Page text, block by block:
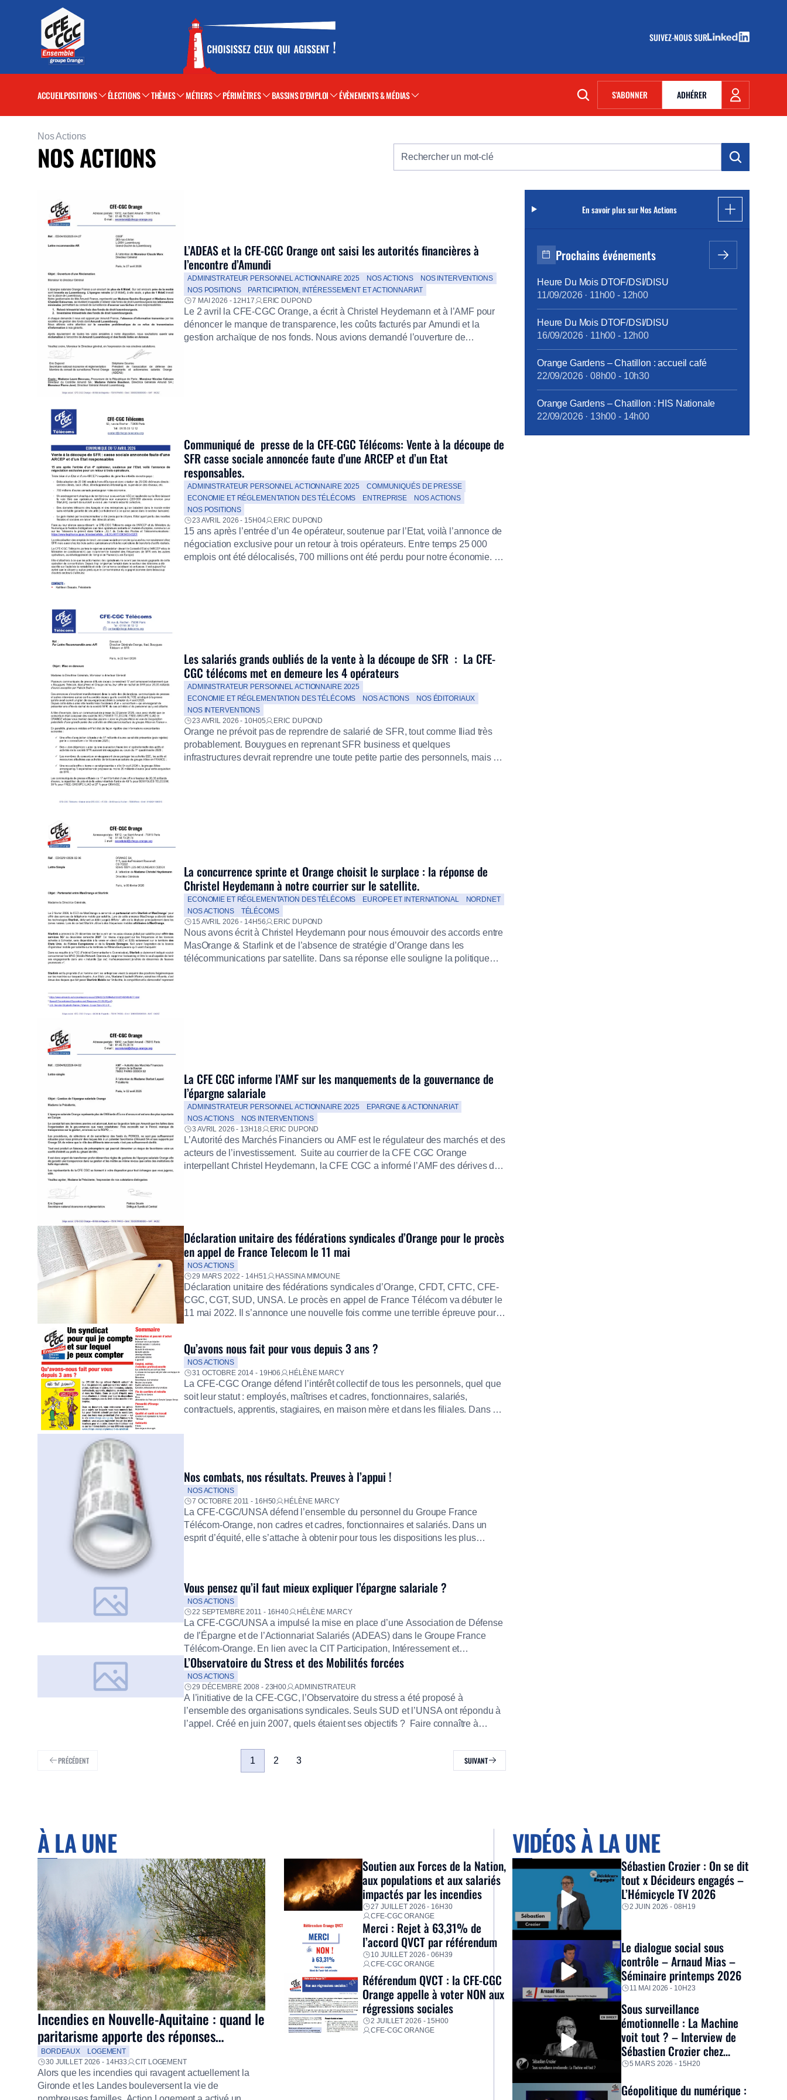
SUIVEZ-NOUS SUR
(NOUVELLE FENÊTRE)
ACCUEILPOSITIONS ÉLECTIONS THÈMES MÉTIERS PÉRIMÈTRES BASSINS D'EMPLOI ÉVÈNEMENTS & MÉDIAS S'ABONNER(NOUVELLE FENÊTRE)
ADHÉRER
Nos Actions
NOS ACTIONS Rechercher un mot-clé
L’ADEAS et la CFE-CGC Orange ont saisi les autorités financières à
l’encontre d’Amundi
ADMINISTRATEUR PERSONNEL ACTIONNAIRE 2025 NOS ACTIONS
NOS INTERVENTIONS
NOS POSITIONS
PARTICIPATION, INTÉRESSEMENT ET ACTIONNARIAT
7 MAI 2026 - 12H17
ERIC DUPOND
Le 2 avril la CFE-CGC Orange, a écrit à Christel Heydemann et à l’AMF pour
dénoncer le manque de transparence, les coûts facturés par Amundi et la
gestion archaïque de nos fonds. Nous avions demandé l’ouverture de
Communiqué de presse de la CFE-CGC Télécoms: Vente à la découpe de
SFR casse sociale annoncée faute d’une ARCEP et d’un Etat
responsables.
ADMINISTRATEUR PERSONNEL ACTIONNAIRE 2025
COMMUNIQUÉS DE PRESSE
ECONOMIE ET RÉGLEMENTATION DES TÉLÉCOMS
ENTREPRISE
NOS ACTIONS
NOS POSITIONS
23 AVRIL 2026 - 15H04
ERIC DUPOND
15 ans après l’entrée d’un 4e opérateur, soutenue par l’Etat, voilà l’annonce de
négociation exclusive pour un retour à trois opérateurs. Entre temps 25 000
emplois ont été délocalisés, 700 millions ont été perdu pour notre économie. Le
Les salariés grands oubliés de la vente à la découpe de SFR : La CFE-
CGC télécoms met en demeure les 4 opérateurs
ADMINISTRATEUR PERSONNEL ACTIONNAIRE 2025
ECONOMIE ET RÉGLEMENTATION DES TÉLÉCOMS
NOS ACTIONS
NOS ÉDITORIAUX
NOS INTERVENTIONS
23 AVRIL 2026 - 10H05
ERIC DUPOND
Orange ne prévoit pas de reprendre de salarié de SFR, tout comme Iliad très
probablement. Bouygues en reprenant SFR business et quelques
infrastructures devrait reprendre une toute petite partie des personnels, mais à
La concurrence sprinte et Orange choisit le surplace : la réponse de
Christel Heydemann à notre courrier sur le satellite.
ECONOMIE ET RÉGLEMENTATION DES TÉLÉCOMS EUROPE ET INTERNATIONAL
NORDNET
NOS ACTIONS
TÉLÉCOMS
15 AVRIL 2026 - 14H56
ERIC DUPOND
Nous avons écrit à Christel Heydemann pour nous émouvoir des accords entre
MasOrange & Starlink et de l’absence de stratégie d’Orange dans les
télécommunications par satellite. Dans sa réponse elle souligne la politique
La CFE CGC informe l’AMF sur les manquements de la gouvernance de
l’épargne salariale
ADMINISTRATEUR PERSONNEL ACTIONNAIRE 2025
EPARGNE & ACTIONNARIAT
NOS ACTIONS
NOS INTERVENTIONS
3 AVRIL 2026 - 13H18
ERIC DUPOND
L’Autorité des Marchés Financiers ou AMF est le régulateur des marchés et des
acteurs de l’investissement. Suite au courrier de la CFE CGC Orange
interpellant Christel Heydemann, la CFE CGC a informé l’AMF des dérives de
Déclaration unitaire des fédérations syndicales d’Orange pour le procès
en appel de France Telecom le 11 mai
NOS ACTIONS
29 MARS 2022 - 14H51
HASSINA MIMOUNE
Déclaration unitaire des fédérations syndicales d’Orange, CFDT, CFTC, CFE-
CGC, CGT, SUD, UNSA. Le procès en appel de France Télécom va débuter le
11 mai 2022. Il s’annonce une nouvelle fois comme une terrible épreuve pour
Qu’avons nous fait pour vous depuis 3 ans ?
NOS ACTIONS
31 OCTOBRE 2014 - 19H06
HÉLÈNE MARCY
La CFE-CGC Orange défend l’intérêt collectif de tous les personnels, quel que
soit leur statut : employés, maîtrises et cadres, fonctionnaires, salariés,
contractuels, apprentis, stagiaires, en maison mère et dans les filiales. Dans un
Nos combats, nos résultats. Preuves à l’appui !
NOS ACTIONS
7 OCTOBRE 2011 - 16H50
HÉLÈNE MARCY
La CFE-CGC/UNSA défend l’ensemble du personnel du Groupe France
Télécom-Orange, non cadres et cadres, fonctionnaires et salariés. Dans un
esprit d’équité, elle s’attache à obtenir pour tous les dispositions les plus
Vous pensez qu’il faut mieux expliquer l’épargne salariale ?
NOS ACTIONS
22 SEPTEMBRE 2011 - 16H40
HÉLÈNE MARCY
La CFE-CGC/UNSA a impulsé la mise en place d’une Association de Défense
de l’Épargne et de l’Actionnariat Salariés (ADEAS) dans le Groupe France
Télécom-Orange. En lien avec la CIT Participation, Intéressement et
Actionnariat de la CFE-CGC/UNSA, elle analyse l’offre d’épargne salariale
proposée aux personnels du Groupe en France, et propose des améliorations,
au travers des […]
L’Observatoire du Stress et des Mobilités forcées
NOS ACTIONS
29 DÉCEMBRE 2008 - 23H00
ADMINISTRATEUR
A l’initiative de la CFE-CGC, l’Observatoire du stress a été proposé à
l’ensemble des organisations syndicales. Seuls SUD et l’UNSA ont répondu à
l’appel. Créé en juin 2007, quels étaient ses objectifs ? Faire connaître à
stress Relayer l’information par les médias (plus […]
PRÉCÉDENT
1 2 3 SUIVANT
En savoir plus sur Nos Actions
Prochains événements
Heure Du Mois DTOF/DSI/DISU
11/09/2026· 11h00 - 12h00
Heure Du Mois DTOF/DSI/DISU
16/09/2026· 11h00 - 12h00
Orange Gardens – Chatillon : accueil café
22/09/2026· 08h00 - 10h30
Orange Gardens – Chatillon : HIS Nationale
22/09/2026· 13h00 - 14h00
À LA UNE
Incendies en Nouvelle-Aquitaine : quand le
paritarisme apporte des réponses
concrètes aux salariés
BORDEAUX
LOGEMENT
30 JUILLET 2026 - 14H33
CIT LOGEMENT
Alors que les incendies qui ravagent actuellement la
Gironde et les Landes bouleversent la vie de
Soutien aux Forces de la Nation,
aux populations et aux salariés
impactés par les incendies
27 JUILLET 2026 - 16H30
CFE-CGC ORANGE
Merci : Rejet à 63,31% de
l’accord QVCT par référendum
10 JUILLET 2026 - 06H39
CFE-CGC ORANGE
Référendum QVCT : la CFE-CGC
Orange appelle à voter NON aux
régressions sociales
2 JUILLET 2026 - 15H00
CFE-CGC ORANGE
VIDÉOS À LA UNE
Sébastien Crozier : On se dit
tout x Décideurs engagés –
L’Hémicycle TV 2026
2 JUIN 2026 - 08H19
Le dialogue social sous
contrôle – Arnaud Mias –
Séminaire printemps 2026
11 MAI 2026 - 10H23
Sous surveillance
émotionnelle : La Machine
voit tout ? – Interview de
Sébastien Crozier chez
Thinkerview
5 MARS 2026 - 15H20
Géopolitique du numérique :